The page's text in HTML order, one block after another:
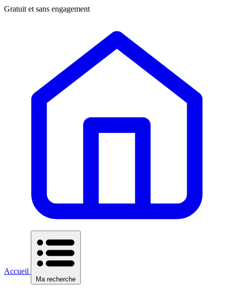
Gratuit et sans engagement
Accueil
Ma recherche